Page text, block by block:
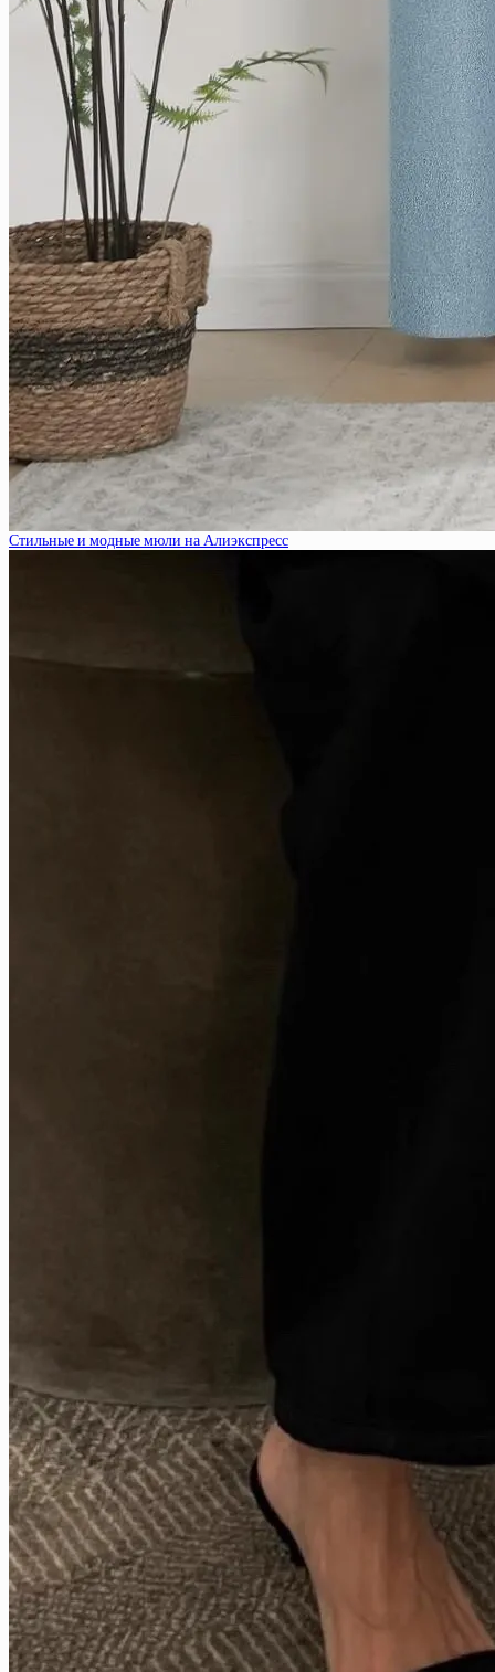
Стильные и модные мюли на Алиэкспресс